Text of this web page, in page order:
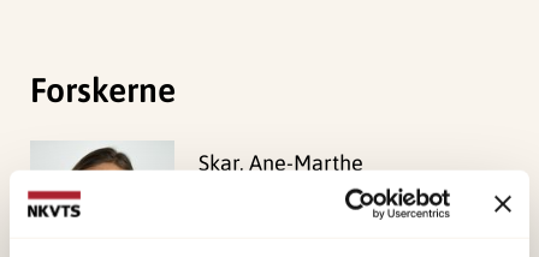
Forskerne
Skar, Ane-Marthe